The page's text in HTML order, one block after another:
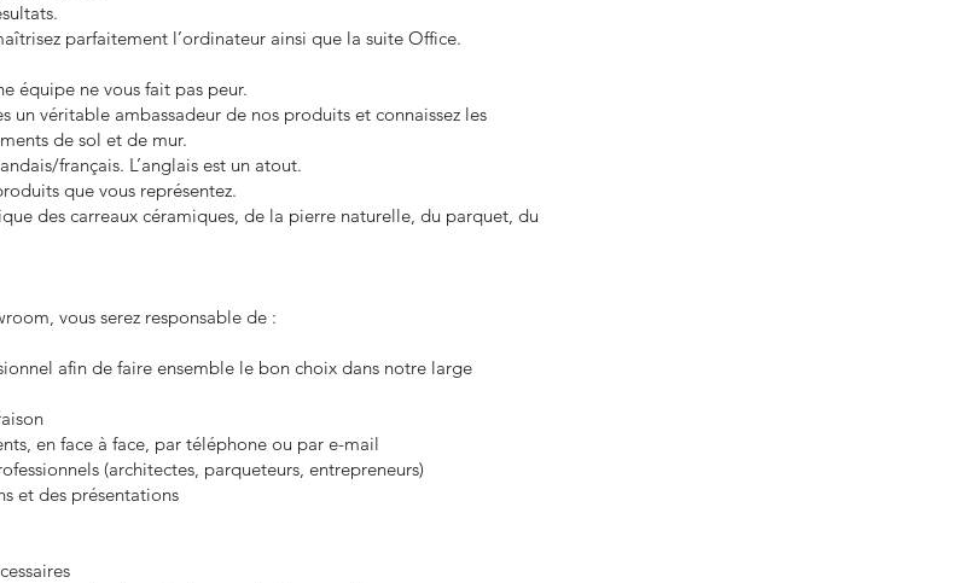
parfaitement l’ordinateur ainsi que la suite Office.
équipe ne vous fait pas peur.
véritable ambassadeur de nos produits et connaissez les
de sol et de mur.
français. L’anglais est un atout.
que vous représentez.
des carreaux céramiques, de la pierre naturelle, du parquet, du
vous serez responsable de :
afin de faire ensemble le bon choix dans notre large
en face à face, par téléphone ou par e-mail
(architectes, parqueteurs, entrepreneurs)
et des présentations